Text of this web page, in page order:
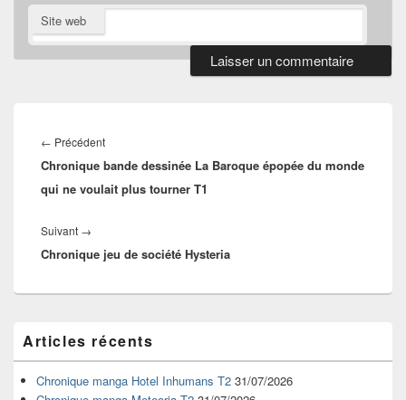
Site web
de
l’article
← PrécédentArticle
précédent :
Chronique bande dessinée La Baroque épopée du monde
qui ne voulait plus tourner T1
Suivant →
suivant :
Chronique jeu de société Hysteria
principale
de
widget
pour
Articles récents
Chronique manga Hotel Inhumans T2 31/07/2026